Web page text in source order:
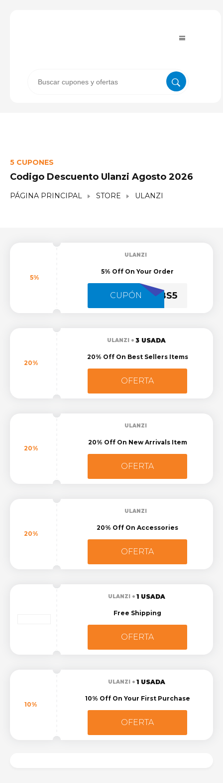
5 CUPONES
Codigo Descuento Ulanzi Agosto 2026
PÁGINA PRINCIPAL STORE ULANZI
5%
ULANZI
5% Off On Your Order
CUPÓN BS5
20%
ULANZI 3 USADA
20% Off On Best Sellers Items
OFERTA
20%
ULANZI
20% Off On New Arrivals Item
OFERTA
20%
ULANZI
20% Off On Accessories
OFERTA
ULANZI 1 USADA
Free Shipping
OFERTA
10%
ULANZI 1 USADA
10% Off On Your First Purchase
OFERTA